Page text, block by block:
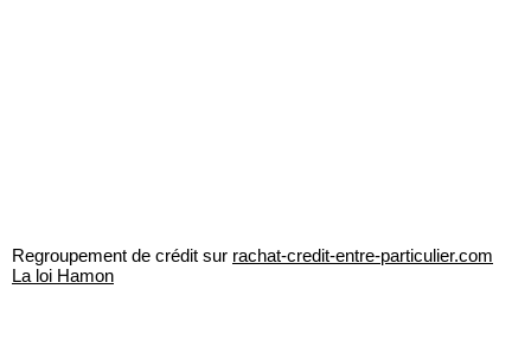
Regroupement de crédit sur rachat-credit-entre-particulier.com
La loi Hamon